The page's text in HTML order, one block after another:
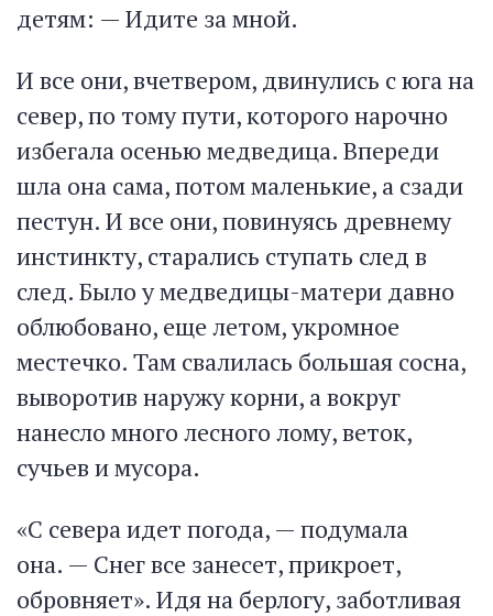
детям: — Идите за мной.
И все они, вчетвером, двинулись с юга на
север, по тому пути, которого нарочно
избегала осенью медведица. Впереди
шла она сама, потом маленькие, а сзади
пестун. И все они, повинуясь древнему
инстинкту, старались ступать след в
след. Было у медведицы-матери давно
облюбовано, еще летом, укромное
местечко. Там свалилась большая сосна,
выворотив наружу корни, а вокруг
нанесло много лесного лому, веток,
сучьев и мусора.
«С севера идет погода, — подумала
она. — Снег все занесет, прикроет,
обровняет». Идя на берлогу, заботливая